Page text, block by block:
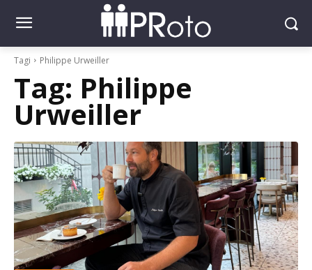
Tagi Philippe Urweiller
Tag: Philippe
Urweiller